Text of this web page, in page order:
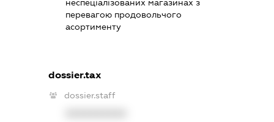
неспеціалізованих магазинах з
перевагою продовольчого
асортименту
dossier.tax
dossier.staff